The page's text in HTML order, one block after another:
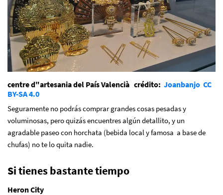
centre d"artesania del País Valencià crédito: Joanbanjo CC
BY-SA 4.0
Seguramente no podrás comprar grandes cosas pesadas y
voluminosas, pero quizás encuentres algún detallito, y un
agradable paseo con horchata (bebida local y famosa a base de
chufas) no te lo quita nadie.
Si tienes bastante tiempo
Heron City